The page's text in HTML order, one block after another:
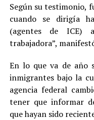
Según su testimonio,
cuando se dirigía
(agentes de ICE)
trabajadora”,
En lo que va de año
inmigrantes bajo la
agencia federal
tener que informar
que hayan sido